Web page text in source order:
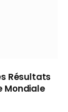
Résultats
Mondiale